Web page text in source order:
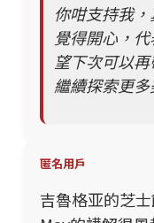
你咁支持我
覺得開心，
望下次可以
繼續探索更
匿名用戶
吉魯格亚的芝